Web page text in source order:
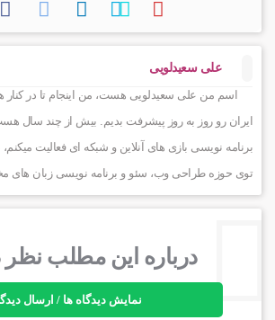
علی سعیدلویی
اسم من علی سعیدلویی هست، من اینجام تا در کنار
ایران رو روز به روز پیشرفت بدیم. بیش از چند سال
برنامه نویسی بازی های آنلاین و شبکه ای فعالیت
توی حوزه طراحی وب، سئو و برنامه نویسی زبان
درباره این مطلب نظر
نمایش دیدگاه ها / ارسال